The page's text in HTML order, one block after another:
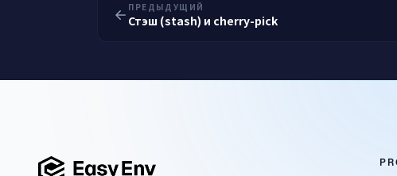
ПРЕДЫДУЩИЙ
Стэш (stash) и cherry-pick